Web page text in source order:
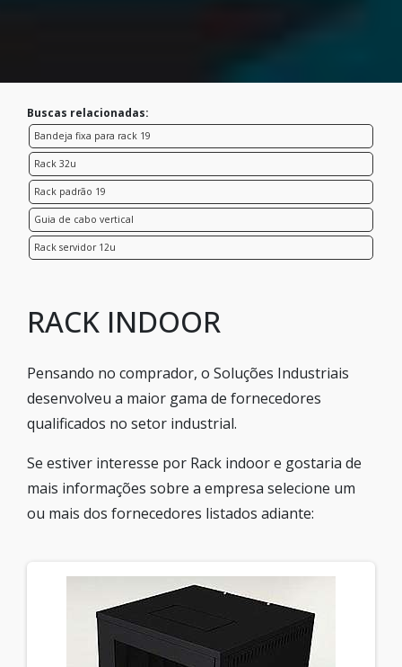
Buscas relacionadas:
Bandeja fixa para rack 19
Rack 32u
Rack padrão 19
Guia de cabo vertical
Rack servidor 12u
RACK INDOOR
Pensando no comprador, o Soluções Industriais
desenvolveu a maior gama de fornecedores
qualificados no setor industrial.
Se estiver interesse por Rack indoor e gostaria de
mais informações sobre a empresa selecione um
ou mais dos fornecedores listados adiante: